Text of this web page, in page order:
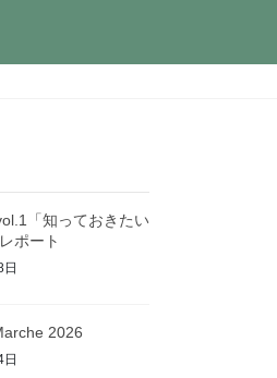
「知っておきたい
ポート
2026